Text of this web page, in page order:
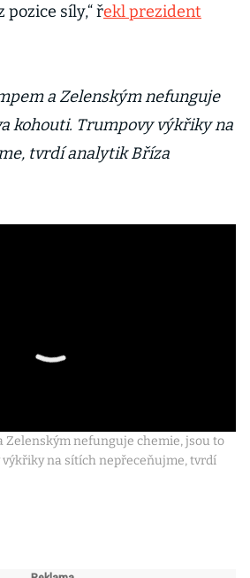
síly,“ řekl prezident
a Zelenským nefunguje
kohouti. Trumpovy výkřiky na
tvrdí analytik Bříza
Zelenským nefunguje chemie, jsou to
na sítích nepřeceňujme, tvrdí